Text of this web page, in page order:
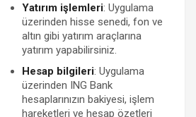
Yatırım işlemleri: Uygulama
üzerinden hisse senedi, fon ve
altın gibi yatırım araçlarına
yatırım yapabilirsiniz.
Hesap bilgileri: Uygulama
üzerinden ING Bank
hesaplarınızın bakiyesi, işlem
hareketleri ve hesap özetleri